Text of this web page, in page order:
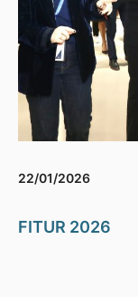
22/01/2026
FITUR 2026